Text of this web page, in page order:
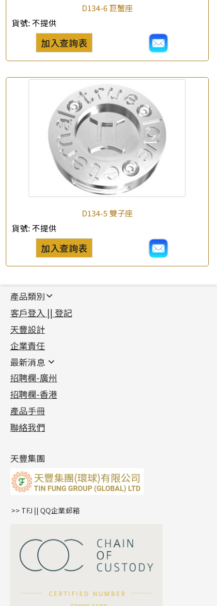
查詢以下產品
D134-6 巨蟹座
貨號: 不提供
加入查詢表
D134-5 雙子座
貨號: 不提供
加入查詢表
公司名稱
產品類別
新產品
足金系列
足金配件
機織鏈系列
珠仔鏈
镶口链
管狀網鏈
十字車花鏈系列
十字閃O鏈系列
十字錘打鏈系列
側身車花鏈系列
側身鏈系列
雙十字鏈系列
水波鏈系列
蛇骨鏈系列
鏈尾系列
嘴唇鏈系列
S車花鏈系列
珍珠鏈系列
坦克鏈系列
滿天星鏈系列
方假繩鏈系列
首飾配件
耳環類配件
卷迫系列
螺絲迫系列
梅花迫系列
平臺迫系列
綫拍系列
美拍系列
耳環扣系列
耳綫/耳鈎系列
耳環爪頭
耳環
鏈類配件
動感車花吊墜
調節珠系列
生圈扣系列
龍蝦扣系列
鴨俐制系列
字母吊墜
相盒吊墜
項鏈吊墜
生肖吊墜
星座吊墜
珠扣
其他類配件
珠盤系列
袖口鈕系列
焊片及鐳射綫
空心車花管
珠類配件
無孔光身珠
空心光身珠
無孔批花珠
鑲口類
四爪頭系列
六爪頭系列
車花片
動感車花片
鑲口戒指
鑲口手鏈系列
首飾系列
手镯系列
戒指系列
空心耳環
空心车花管首饰链
空心手鐲系列
貴金屬原料
千足金
記憶金屬系列
記憶戒指
拉簧珠珠手鏈
記憶鈦手鐲
客戶登入 || 登記
天豐設計
企業責任
最新消息
最新消息
各項證書(2)
相片集(9)
展覽會資訊
最新產品資訊
招聘欄-廣州
招聘欄-香港
產品手冊
聯絡我們
天豐集團
>> TFJ || QQ企業郵箱